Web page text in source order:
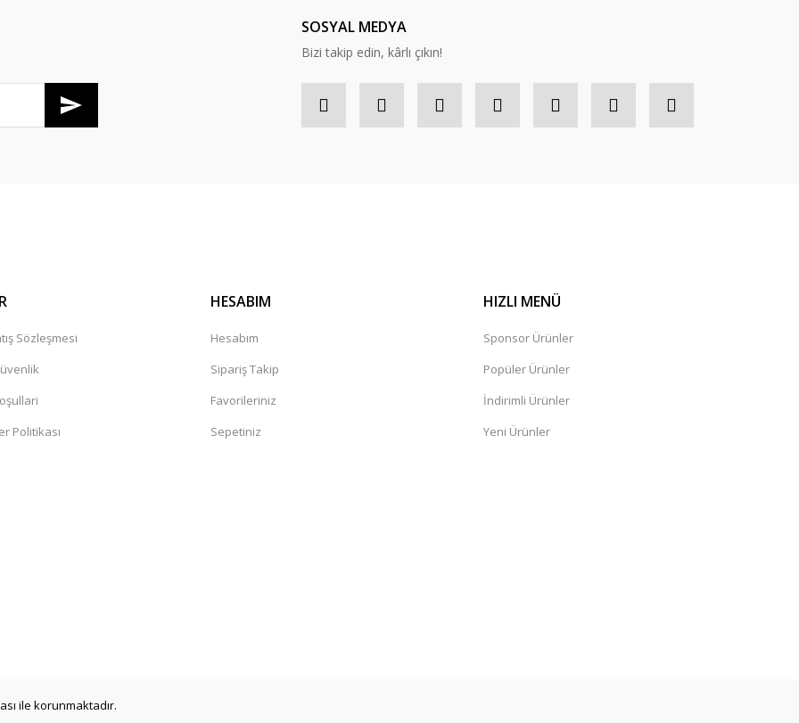
SOSYAL MEDYA
Bizi takip edin, kârlı çıkın!
Sözleşmesi
Politikası
HESABIM
Hesabım
Sipariş Takip
Favorileriniz
Sepetiniz
HIZLI MENÜ
Sponsor Ürünler
Popüler Ürünler
İndirimli Ürünler
Yeni Ürünler
ile korunmaktadır.